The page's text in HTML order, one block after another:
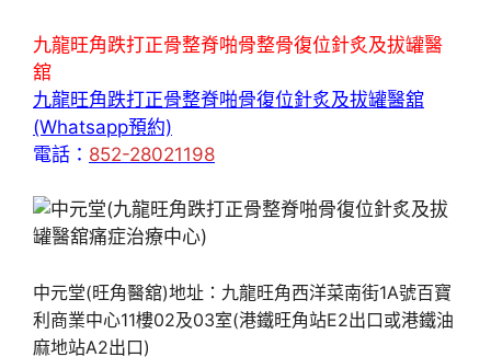
九龍旺角跌打正骨整脊啪骨整骨復位針炙及拔罐醫
舘
九龍旺角跌打正骨整脊啪骨復位針炙及拔罐醫舘
(Whatsapp預約)
電話： 852-28021198
中元堂(旺角醫舘)地址：九龍旺角西洋菜南街1A號百寶
利商業中心11樓02及03室(港鐵旺角站E2出口或港鐵油
麻地站A2出口)